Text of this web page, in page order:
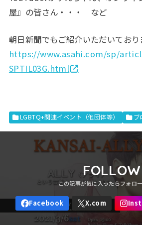
屋』の皆さん・・・ など
朝日新聞でもご紹介いただいており
https://www.asahi.com/sp/
SPTIL03G.html
LGBTQ+関連イベント（他団体等） ブ
FOLLOW